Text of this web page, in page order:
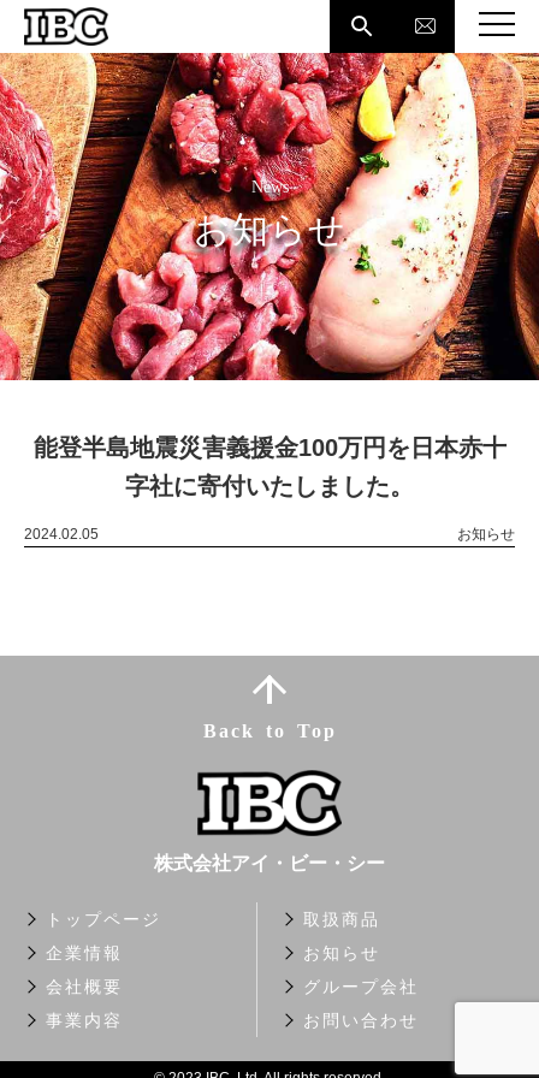

News
お知らせ
能登半島地震災害義援金100万円を日本赤十
字社に寄付いたしました。
2024.02.05 お知らせ
トップページ
取扱商品
企業情報
お知らせ
会社概要
グループ会社
事業内容
お問い合わせ
Back to Top
株式会社アイ・ビー・シー